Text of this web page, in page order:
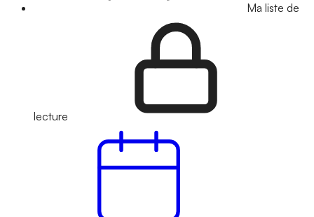
Ma liste de
lecture